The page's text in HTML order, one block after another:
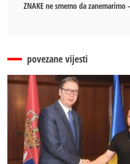
ZNAKE ne smemo da zanemarimo
povezane vijesti